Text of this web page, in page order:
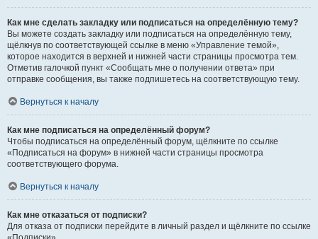
Как мне сделать закладку или подписаться на определённую тему?
Вы можете создать закладку или подписаться на определённую тему,
щёлкнув по соответствующей ссылке в меню «Управление темой»,
которое находится в верхней и нижней части страницы просмотра тем.
Отметив галочкой пункт «Сообщать мне о получении ответа» при
отправке сообщения, вы также подпишетесь на соответствующую тему.
Вернуться к началу
Как мне подписаться на определённый форум?
Чтобы подписаться на определённый форум, щёлкните по ссылке
«Подписаться на форум» в нижней части страницы просмотра
соответствующего форума.
Вернуться к началу
Как мне отказаться от подписки?
Для отказа от подписки перейдите в личный раздел и щёлкните по ссылке